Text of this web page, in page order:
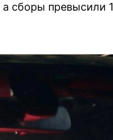
сборы превысили 1